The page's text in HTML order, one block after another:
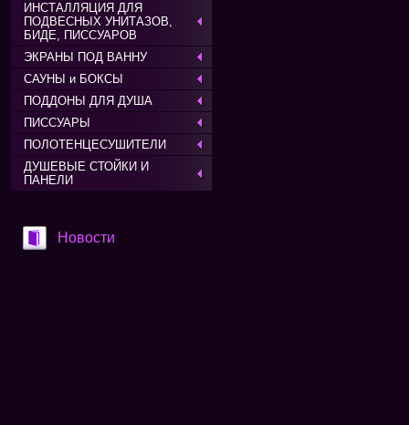
ИНСТАЛЛЯЦИЯ ДЛЯ
ПОДВЕСНЫХ УНИТАЗОВ,
БИДЕ, ПИССУАРОВ
ЭКРАНЫ ПОД ВАННУ
САУНЫ и БОКСЫ
ПОДДОНЫ ДЛЯ ДУША
ПИССУАРЫ
ПОЛОТЕНЦЕСУШИТЕЛИ
ДУШЕВЫЕ СТОЙКИ И
ПАНЕЛИ
Новости